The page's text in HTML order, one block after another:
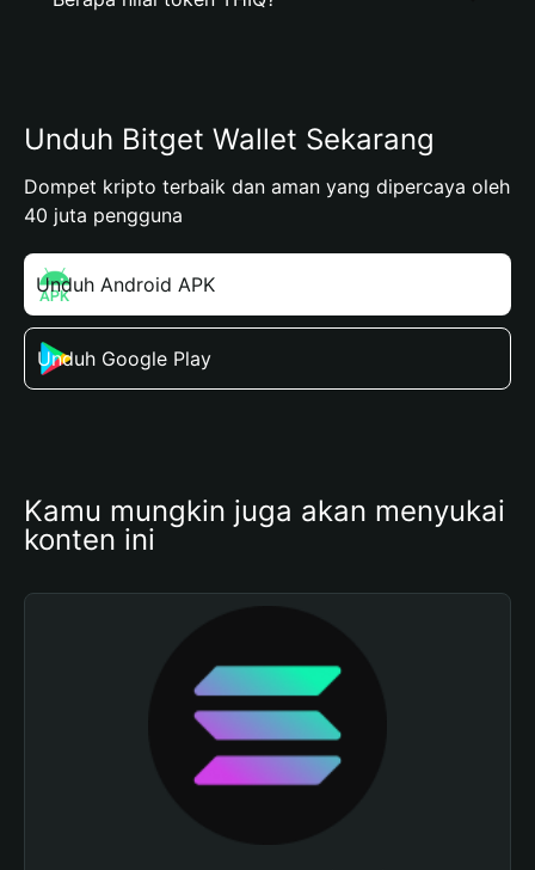
Unduh Bitget Wallet Sekarang
Dompet kripto terbaik dan aman yang dipercaya oleh
40 juta pengguna
Unduh Android APK
Unduh Google Play
Kamu mungkin juga akan menyukai
konten ini